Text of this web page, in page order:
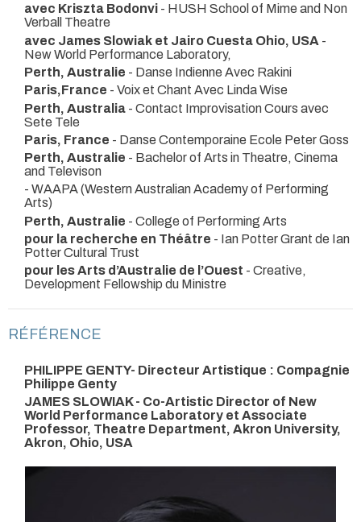
avec Kriszta Bodonvi - HUSH School of Mime and Non
Verball Theatre
avec James Slowiak et Jairo Cuesta Ohio, USA -
New World Performance Laboratory,
Perth, Australie - Danse Indienne Avec Rakini
Paris,France - Voix et Chant Avec Linda Wise
Perth, Australia - Contact Improvisation Cours avec
Sete Tele
Paris, France - Danse Contemporaine Ecole Peter Goss
Perth, Australie - Bachelor of Arts in Theatre, Cinema
and Televison
- WAAPA (Western Australian Academy of Performing
Arts)
Perth, Australie - College of Performing Arts
pour la recherche en Théâtre - Ian Potter Grant de Ian
Potter Cultural Trust
pour les Arts d’Australie de l’Ouest - Creative,
Development Fellowship du Ministre
RÉFÉRENCE
PHILIPPE GENTY- Directeur Artistique : Compagnie
Philippe Genty
JAMES SLOWIAK - Co-Artistic Director of New
World Performance Laboratory et Associate
Professor, Theatre Department, Akron University,
Akron, Ohio, USA